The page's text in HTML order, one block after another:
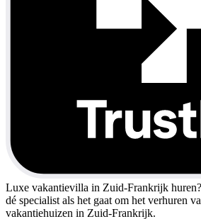
Luxe vakantievilla in Zuid-Frankrijk huren?
dé specialist als het gaat om het verhuren
vakantiehuizen in Zuid-Frankrijk.